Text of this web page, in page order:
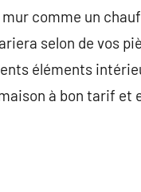
mur comme un
selon de vos
éléments
à bon tarif et